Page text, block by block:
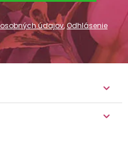
osobných údajov,Odhlásenie